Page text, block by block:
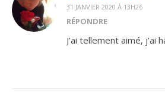
31 JANVIER 2020 À 13H26
RÉPONDRE
J’ai tellement aimé, j’ai